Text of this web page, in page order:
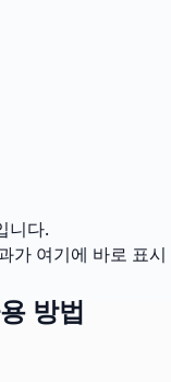
니다.
가 여기에 바로 표시
방법